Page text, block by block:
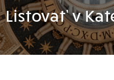
Listovať v